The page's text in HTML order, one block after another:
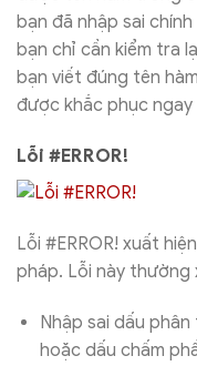
bạn đã nhập sai
bạn chỉ cần kiểm tra
bạn viết đúng tên
được khắc phục
Lỗi #ERROR!
Lỗi #ERROR! xuất
pháp. Lỗi này thường
Nhập sai dấu
hoặc dấu chấm